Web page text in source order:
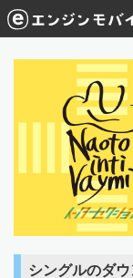
シングルのダ